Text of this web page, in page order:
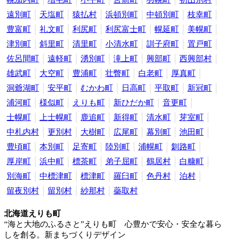
遠別町
天塩町 猿払村 浜頓別町 中頓別町
枝幸町
豊富町
礼文町 利尻町 利尻富士町 幌延町
美幌町
津別町
斜里町 清里町 小清水町 訓子府町
置戸町
佐呂間町
遠軽町 湧別町 滝上町 興部町
西興部村
雄武町
大空町 豊浦町 壮瞥町 白老町
厚真町
洞爺湖町
安平町 むかわ町 日高町 平取町
新冠町
浦河町
様似町 えりも町 新ひだか町
音更町
士幌町
上士幌町 鹿追町 新得町 清水町
芽室町
中札内村
更別村 大樹町 広尾町 幕別町
池田町
豊頃町
本別町 足寄町 陸別町 浦幌町
釧路町
厚岸町
浜中町 標茶町 弟子屈町 鶴居村
白糠町
別海町
中標津町 標津町 羅臼町 色丹村
泊村
留夜別村
留別村 紗那村 蘂取村
北海道えりも町
“海と大地のふるさと”えりも町 心豊かで安心・安全な暮ら
しを創る。新まちづくりデザイン